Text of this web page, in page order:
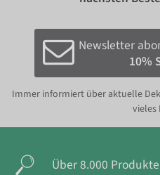
Newsletter
10%
Immer informiert über aktuelle
vieles
Über 8.000 Produkte